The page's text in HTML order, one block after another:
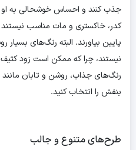
جذب کنند و احساس خوشحالی به او
کدر، خاکستری و مات مناسب
پایین بیاورند. البته رنگ‌های
نیستند، چرا که ممکن است زود
رنگ‌های جذاب، روشن و تابان مانند
بنفش را انتخاب کنید.
طرح‌های متنوع و جالب